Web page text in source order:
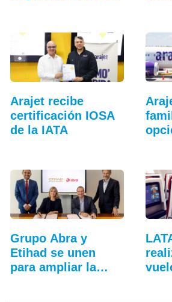
Arajet recibe
certificación IOSA
de la IATA
Grupo Abra y
Etihad se unen
para ampliar la…